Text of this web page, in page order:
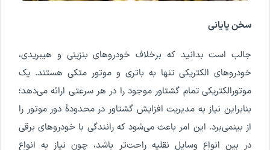
سخنپایانی
جالب است بدانید که برخلاف خودروهای بنزینی و هیبریدی،
خودروهای الکتریکی تنها به باتری و موتور متکی هستند. یک
موتورالکتریکی تمام گشتاور موجود را در هر سرعتی ارائه میدهد؛
بنابراین نیاز به مدیریت افزایش گشتاور در محدودۀ دور موتور را
از بینمیبرد. این امر باعث میشود که رانندگی با خودروهای برقی
در بین انواع وسایل نقلیه راحتتر باشد، چون نیاز به انواع